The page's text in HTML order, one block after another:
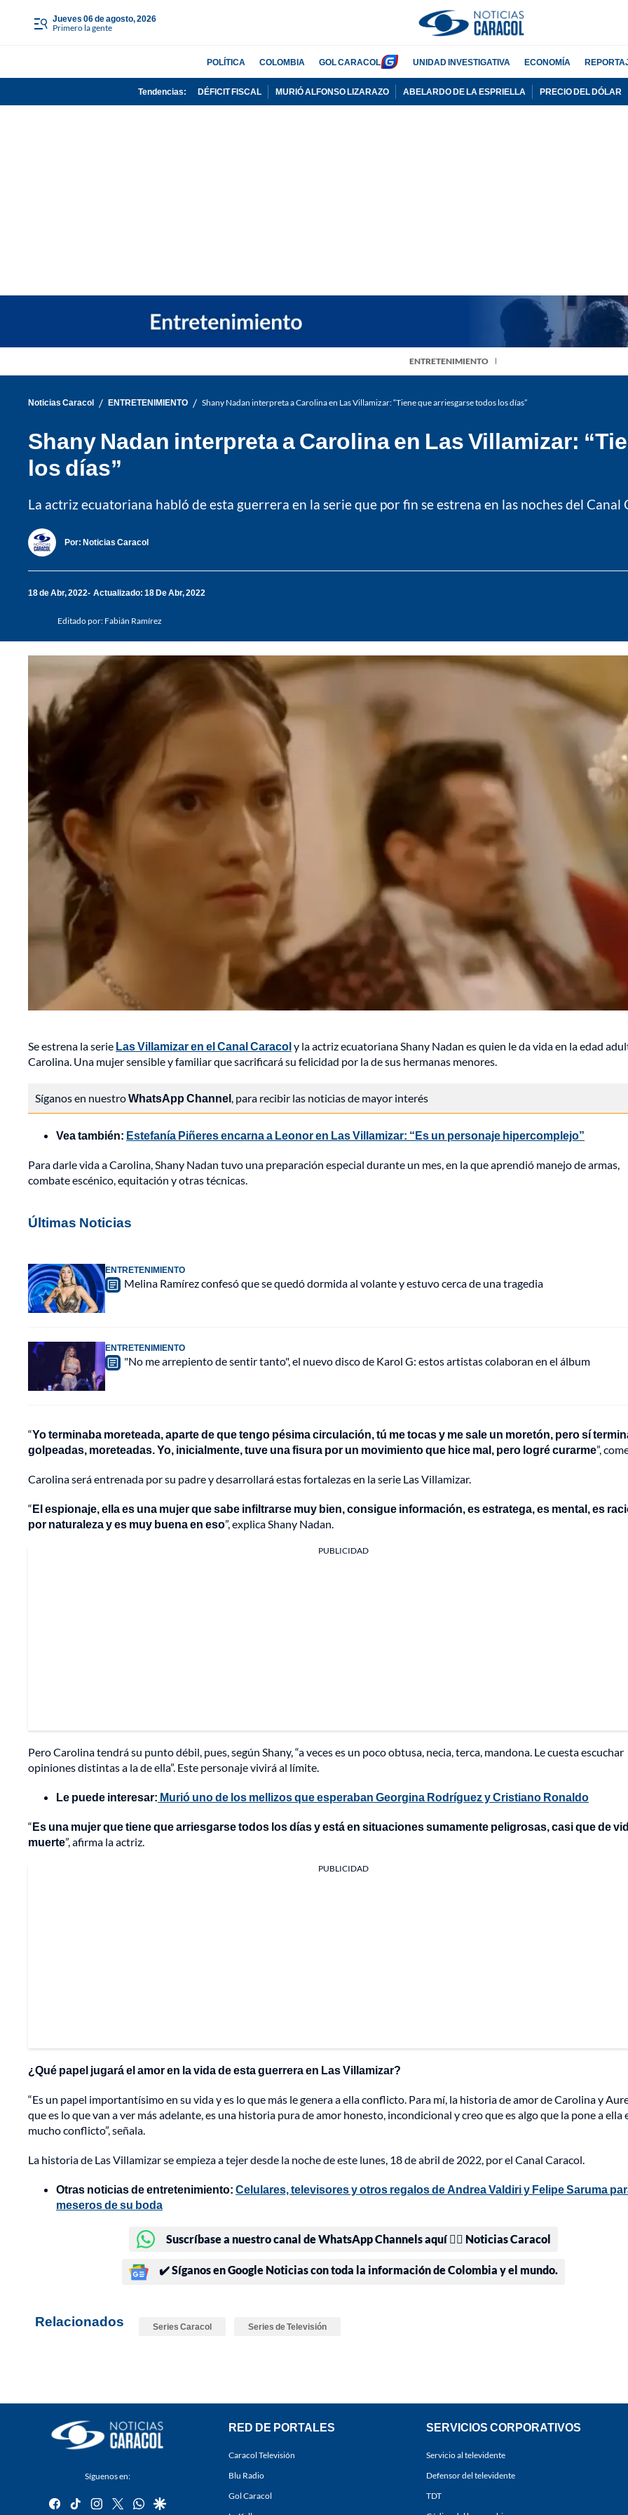
jueves 06 de agosto, 2026
Primero la gente
POLÍTICA COLOMBIA GOL CARACOL UNIDAD INVESTIGATIVA ECONOMÍA
Tendencias: DÉFICIT FISCAL MURIÓ ALFONSO LIZARAZO ABELARDO DE LA ESPRIELLA PRECIO DEL DÓLAR
ENTRETENIMIENTO
Noticias Caracol / ENTRETENIMIENTO / Shany Nadan interpreta a Carolina en Las Villamizar: “Tiene que arriesgarse todos los días”
Shany Nadan interpreta a Carolina en Las Villamizar:
los días”
La actriz ecuatoriana habló de esta guerrera en la serie que por fin se estrena en las noches del Canal
Por: Noticias Caracol
18 de Abr, 2022 Actualizado: 18 De Abr, 2022
Editado por: Fabián Ramírez
Se estrena la serie Las Villamizar en el Canal Caracoly la actriz ecuatoriana Shany Nadan es quien le da vida en la edad
Carolina. Una mujer sensible y familiar que sacrificará su felicidad por la de sus hermanas menores.
Síganos en nuestroWhatsApp Channel, para recibir las noticias de mayor interés
Vea también: Estefanía Piñeres encarna a Leonor en Las Villamizar: “Es un personaje hipercomplejo”
Para darle vida a Carolina, Shany Nadan tuvo una preparación especial durante un mes, en la que aprendió manejo de armas,
combate escénico, equitación y otras técnicas.
Últimas Noticias
ENTRETENIMIENTO
Melina Ramírez confesó que se quedó dormida al volante y estuvo cerca de una tragedia
ENTRETENIMIENTO
"No me arrepiento de sentir tanto", el nuevo disco de Karol G: estos artistas colaboran en el álbum
“Yo terminaba moreteada, aparte de que tengo pésima circulación, tú me tocas y me sale un moretón, pero sí
golpeadas, moreteadas. Yo, inicialmente, tuve una fisura por un movimiento que hice mal, pero logré curarme”,
Carolina será entrenada por su padre y desarrollará estas fortalezas en la serie Las Villamizar.
“El espionaje, ella es una mujer que sabe infiltrarse muy bien, consigue información, es estratega, es mental, es
por naturaleza y es muy buena en eso”, explica Shany Nadan.
PUBLICIDAD
Pero Carolina tendrá su punto débil, pues, según Shany, “a veces es un poco obtusa, necia, terca, mandona. Le cuesta escuchar
opiniones distintas a la de ella”. Este personaje vivirá al límite.
Le puede interesar: Murió uno de los mellizos que esperaban Georgina Rodríguez y Cristiano Ronaldo
“Es una mujer que tiene que arriesgarse todos los días y está en situaciones sumamente peligrosas, casi que de
muerte”, afirma la actriz.
PUBLICIDAD
¿Qué papel jugará el amor en la vida de esta guerrera en Las Villamizar?
“Es un papel importantísimo en su vida y es lo que más le genera a ella conflicto. Para mí, la historia de amor de Carolina y
que es lo que van a ver más adelante, es una historia pura de amor honesto, incondicional y creo que es algo que la pone a ella
mucho conflicto”, señala.
La historia de Las Villamizar se empieza a tejer desde la noche de este lunes, 18 de abril de 2022, por el Canal Caracol.
Otras noticias de entretenimiento: Celulares, televisores y otros regalos de Andrea Valdiri y Felipe Saruma
meseros de su boda
Suscríbase a nuestro canal de WhatsApp Channels aquí 👉🏻 Noticias Caracol
✔️ Síganos en Google Noticias con toda la información de Colombia y el mundo.
Relacionados Series Caracol Series de Televisión
Síguenos en:
facebook
tiktok instagram
twitterwhatsapp
google
RED DE PORTALES
Caracol Televisión
Blu Radio
Gol Caracol
SERVICIOS CORPORATIVOS
Servicio al televidente
Defensor del televidente
TDT